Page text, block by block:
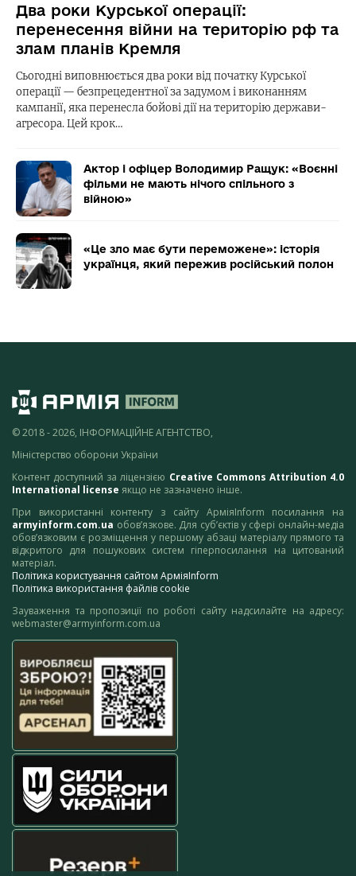
Два роки Курської операції:
перенесення війни на територію рф та
злам планів Кремля
Сьогодні виповнюється два роки від початку Курської
операції — безпрецедентної за задумом і виконанням
кампанії, яка перенесла бойові дії на територію держави-
агресора. Цей крок…
Актор і офіцер Володимир Ращук: «Воєнні
фільми не мають нічого спільного з
війною»
«Це зло має бути переможене»: історія
українця, який пережив російський полон
© 2018 - 2026, ІНФОРМАЦІЙНЕ АГЕНТСТВО,
Міністерство оборони України
Контент доступний за ліцензією Creative Commons Attribution 4.0
International license якщо не зазначено інше.
При використанні контенту з сайту АрміяInform посилання на
armyinform.com.ua обов’язкове. Для суб’єктів у сфері онлайн-медіа
обов’язковим є розміщення у першому абзаці матеріалу прямого та
відкритого для пошукових систем гіперпосилання на цитований
матеріал.
Політика користування сайтом АрміяInform
Політика використання файлів cookie
Зауваження та пропозиції по роботі сайту надсилайте на адресу:
webmaster@armyinform.com.ua